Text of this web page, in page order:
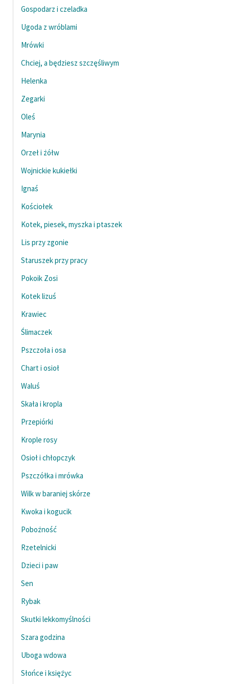
Gospodarz i czeladka
Ugoda z wróblami
Mrówki
Chciej, a będziesz szczęśliwym
Helenka
Zegarki
Oleś
Marynia
Orzeł i żółw
Wojnickie kukiełki
Ignaś
Kościołek
Kotek, piesek, myszka i ptaszek
Lis przy zgonie
Staruszek przy pracy
Pokoik Zosi
Kotek lizuś
Krawiec
Ślimaczek
Pszczoła i osa
Chart i osioł
Waluś
Skała i kropla
Przepiórki
Krople rosy
Osioł i chłopczyk
Pszczółka i mrówka
Wilk w baraniej skórze
Kwoka i kogucik
Pobożność
Rzetelnicki
Dzieci i paw
Sen
Rybak
Skutki lekkomyślności
Szara godzina
Uboga wdowa
Słońce i księżyc